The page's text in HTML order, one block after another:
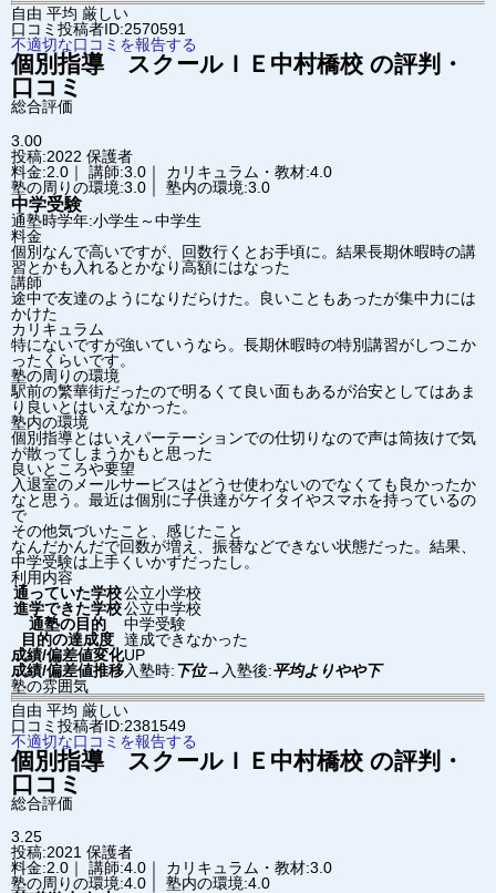
自由 平均 厳しい
口コミ投稿者ID:2570591
不適切な口コミを報告する
個別指導 スクールＩＥ 中村橋校 の評判・
口コミ
総合評価
3.00
投稿:2022 保護者
料金:2.0｜ 講師:3.0｜ カリキュラム・教材:4.0
塾の周りの環境:3.0｜ 塾内の環境:3.0
中学受験
通塾時学年:小学生～中学生
料金
個別なんで高いですが、回数行くとお手頃に。結果長期休暇時の講
習とかも入れるとかなり高額にはなった
講師
途中で友達のようになりだらけた。良いこともあったが集中力には
かけた
カリキュラム
特にないですが強いていうなら。長期休暇時の特別講習がしつこか
ったくらいです。
塾の周りの環境
駅前の繁華街だったので明るくて良い面もあるが治安としてはあま
り良いとはいえなかった。
塾内の環境
個別指導とはいえパーテーションでの仕切りなので声は筒抜けで気
が散ってしまうかもと思った
良いところや要望
入退室のメールサービスはどうせ使わないのでなくても良かったか
なと思う。最近は個別に子供達がケイタイやスマホを持っているの
で
その他気づいたこと、感じたこと
なんだかんだで回数が増え、振替などできない状態だった。結果、
中学受験は上手くいかずだったし。
利用内容
通っていた学校公立小学校
進学できた学校公立中学校
通塾の目的
中学受験
目的の達成度 達成できなかった
成績/偏差値変化UP
成績/偏差値推移入塾時:下位→ 入塾後:平均よりやや下
塾の雰囲気
自由 平均 厳しい
口コミ投稿者ID:2381549
不適切な口コミを報告する
個別指導 スクールＩＥ 中村橋校 の評判・
口コミ
総合評価
3.25
投稿:2021 保護者
料金:2.0｜ 講師:4.0｜ カリキュラム・教材:3.0
塾の周りの環境:4.0｜ 塾内の環境:4.0